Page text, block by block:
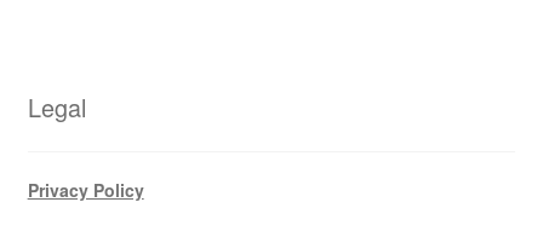
Legal
Privacy Policy